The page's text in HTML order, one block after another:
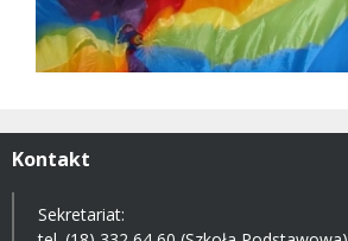
Kontakt
Sekretariat: